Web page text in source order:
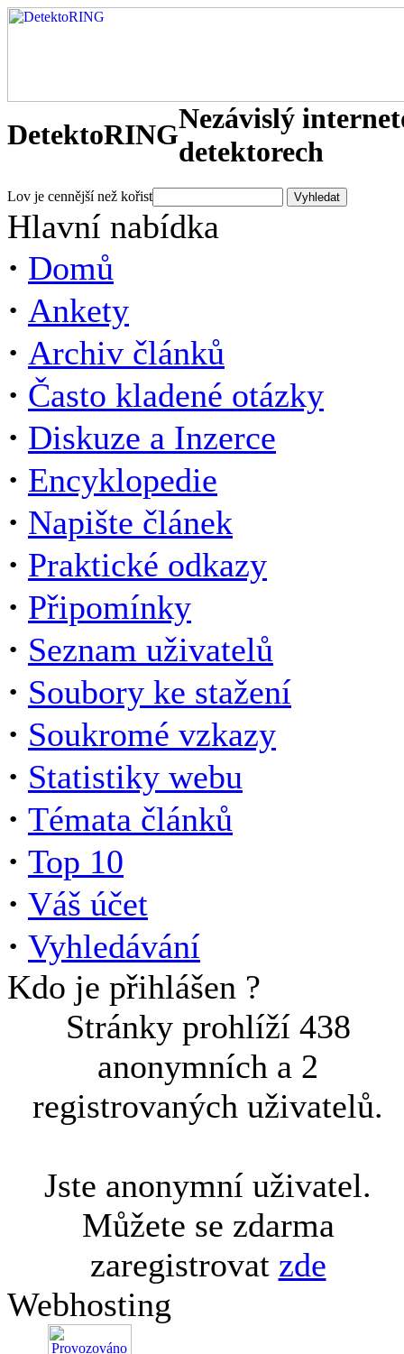
DetektoRINGNezávislý
detektorech
Lov je cennější než kořist
Hlavní nabídka
· Domů
· Ankety
· Archiv článků
· Často kladené otázky
· Diskuze a Inzerce
· Encyklopedie
· Napište článek
· Praktické odkazy
· Připomínky
· Seznam uživatelů
· Soubory ke stažení
· Soukromé vzkazy
· Statistiky webu
· Témata článků
· Top 10
· Váš účet
· Vyhledávání
Kdo je přihlášen ?
Stránky prohlíží 438
anonymních a 2
registrovaných uživatelů.
Jste anonymní uživatel.
Můžete se zdarma
zaregistrovat zde
Webhosting